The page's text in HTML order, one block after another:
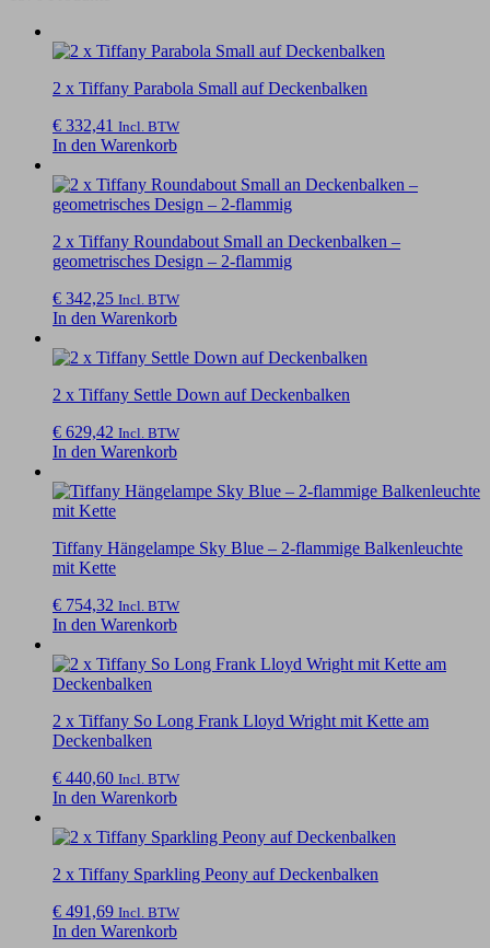
2 x Tiffany Parabola Small auf Deckenbalken
€ 332,41 Incl. BTW
In den Warenkorb
2 x Tiffany Roundabout Small an Deckenbalken –
geometrisches Design – 2-flammig
€ 342,25 Incl. BTW
In den Warenkorb
2 x Tiffany Settle Down auf Deckenbalken
€ 629,42 Incl. BTW
In den Warenkorb
Tiffany Hängelampe Sky Blue – 2-flammige Balkenleuchte
mit Kette
€ 754,32 Incl. BTW
In den Warenkorb
2 x Tiffany So Long Frank Lloyd Wright mit Kette am
Deckenbalken
€ 440,60 Incl. BTW
In den Warenkorb
2 x Tiffany Sparkling Peony auf Deckenbalken
€ 491,69 Incl. BTW
In den Warenkorb